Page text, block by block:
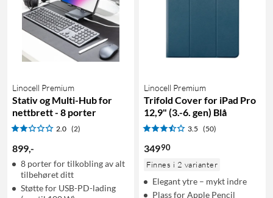
Linocell Premium
Stativ og Multi-Hub for
nettbrett - 8 porter
2.0 (2)
899,-
8 porter for tilkobling av alt
tilbehøret ditt
Støtte for USB-PD-lading
Linocell Premium
Trifold Cover for iPad Pro
12,9" (3.-6. gen) Blå
3.5 (50)
34990
Finnes i 2 varianter
Elegant ytre – mykt indre
Plass for Apple Pencil